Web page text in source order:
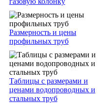
Размерность и цены
профильных труб
Таблицы с размерами и
ценами водопроводных и
стальных труб